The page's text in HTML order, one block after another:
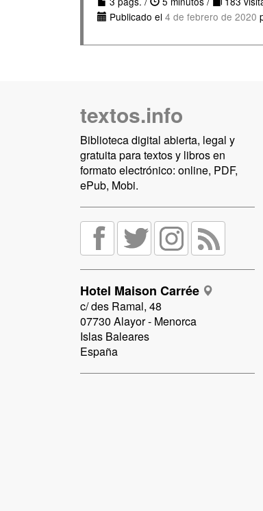
Publicado el 4 de febrero de 2020
textos.info
Biblioteca digital abierta, legal y
gratuita para textos y libros en
formato electrónico: online, PDF,
ePub, Mobi.
Hotel Maison Carrée
c/ des Ramal, 48
07730 Alayor - Menorca
Islas Baleares
España